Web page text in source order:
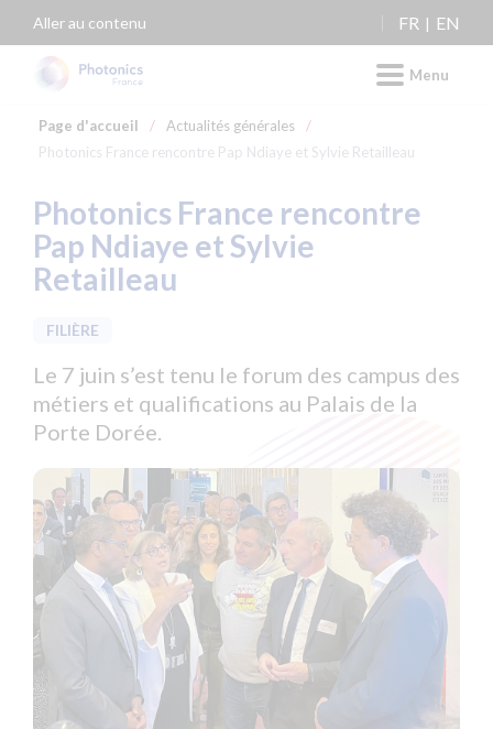
Aller au contenu FR EN
Menu
Page d'accueil / Actualités générales
/
Photonics France rencontre Pap Ndiaye et Sylvie Retailleau
Photonics France rencontre
Pap Ndiaye et Sylvie
Retailleau
FILIÈRE
Le 7 juin s’est tenu le forum des campus des
métiers et qualifications au Palais de la
Porte Dorée.